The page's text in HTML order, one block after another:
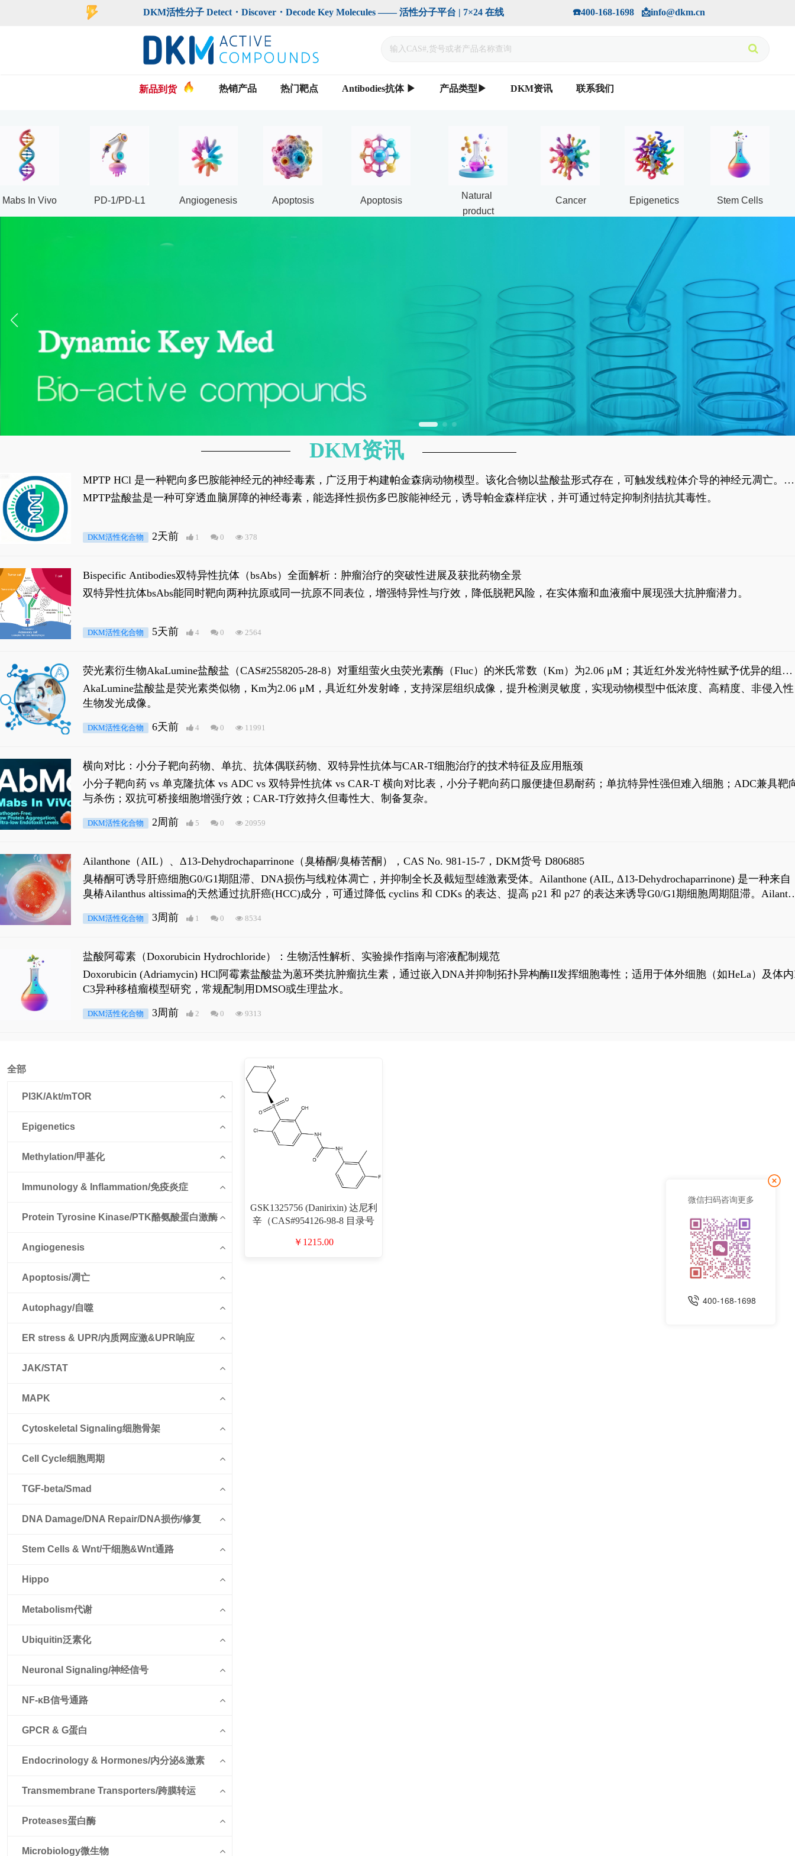
手机版
DKM活性分子 Detect・Discover・Decode Key Molecules —— 活性分子平台 | 7×24 在线                             ☎️400-168-1698   📩info@dkm.cn
新品到货 热销产品 热门靶点 Antibodies抗体 ▶ 产品类型▶ DKM资讯 联系我们
Mabs In Vivo PD-1/PD-L1 Angiogenesis Apoptosis Apoptosis
Natural
product
Cancer Epigenetics Stem Cells
MPTP HCl 是一种靶向多巴胺能神经元的神经毒素，广泛用于构建帕金森病动物模型。该化合物以盐酸盐形式存在，可触发线粒体介导的神经元凋亡。其
经典应用即为选择性损毁中脑黑质致密部多巴胺能神经元，从而可靠模拟帕金森病的核心病理与行为表型。
MPTP盐酸盐是一种可穿透血脑屏障的神经毒素，能选择性损伤多巴胺能神经元，诱导帕金森样症状，并可通过特定抑制剂拮抗其毒性。
DKM活性化合物 2天前 1 0 378
Bispecific Antibodies双特异性抗体（bsAbs）全面解析：肿瘤治疗的突破性进展及获批药物全景
双特异性抗体bsAbs能同时靶向两种抗原或同一抗原不同表位，增强特异性与疗效，降低脱靶风险，在实体瘤和血液瘤中展现强大抗肿瘤潜力。
DKM活性化合物 5天前 4 0 2564
荧光素衍生物AkaLumine盐酸盐（CAS#2558205-28-8）对重组萤火虫荧光素酶（Fluc）的米氏常数（Km）为2.06 μM；其近红外发光特性赋予优异的组织
穿透能力，大幅增强成像信噪比，从而实现活体动物模型中极低给药剂量下的高灵敏度、非侵入式生物发光动态追踪。
AkaLumine盐酸盐是荧光素类似物，Km为2.06 μM，具近红外发射峰，支持深层组织成像，提升检测灵敏度，实现动物模型中低浓度、高精度、非侵入性
生物发光成像。
DKM活性化合物 6天前 4 0 11991
横向对比：小分子靶向药物、单抗、抗体偶联药物、双特异性抗体与CAR-T细胞治疗的技术特征及应用瓶颈
小分子靶向药 vs 单克隆抗体 vs ADC vs 双特异性抗体 vs CAR-T 横向对比表，小分子靶向药口服便捷但易耐药；单抗特异性强但难入细胞；ADC兼具靶
与杀伤；双抗可桥接细胞增强疗效；CAR-T疗效持久但毒性大、制备复杂。
DKM活性化合物 2周前 5 0 20959
Ailanthone（AIL）、Δ13-Dehydrochaparrinone（臭椿酮/臭椿苦酮），CAS No. 981-15-7，DKM货号 D806885
臭椿酮可诱导肝癌细胞G0/G1期阻滞、DNA损伤与线粒体凋亡，并抑制全长及截短型雄激素受体。Ailanthone (AIL, Δ13-Dehydrochaparrinone) 是一种来自
臭椿Ailanthus altissima的天然通过抗肝癌(HCC)成分，可通过降低 cyclins 和 CDKs 的表达、提高 p21 和 p27 的表达来诱导G0/G1期细胞周期阻滞。
是全长 Androgen Receptor (AR-FL)和组成型活性截断AR剪接变体(AR-Vs, AR1-651)的抑制剂，对应的IC50值分别为69 nM和309 nM。
DKM活性化合物 3周前 1 0 8534
盐酸阿霉素（Doxorubicin Hydrochloride）：生物活性解析、实验操作指南与溶液配制规范
Doxorubicin (Adriamycin) HCl阿霉素盐酸盐为蒽环类抗肿瘤抗生素，通过嵌入DNA并抑制拓扑异构酶II发挥细胞毒性；适用于体外细胞（如HeLa）及体内
C3异种移植瘤模型研究，常规配制用DMSO或生理盐水。
DKM活性化合物 3周前 2 0 9313
DKM资讯
全部
PI3K/Akt/mTOR
Epigenetics
Methylation/甲基化
Immunology & Inflammation/免疫炎症
Protein Tyrosine Kinase/PTK酪氨酸蛋白激酶
Angiogenesis
Apoptosis/凋亡
Autophagy/自噬
ER stress & UPR/内质网应激&UPR响应
JAK/STAT
MAPK
Cytoskeletal Signaling细胞骨架
Cell Cycle细胞周期
TGF-beta/Smad
DNA Damage/DNA Repair/DNA损伤/修复
Stem Cells & Wnt/干细胞&Wnt通路
Hippo
Metabolism代谢
Ubiquitin泛素化
Neuronal Signaling/神经信号
NF-κB信号通路
GPCR & G蛋白
Endocrinology & Hormones/内分泌&激素
Transmembrane Transporters/跨膜转运
Proteases蛋白酶
Microbiology微生物
GSK1325756 (Danirixin) 达尼利
辛（CAS#954126-98-8 目录号
￥1215.00
微信扫码咨询更多
400-168-1698